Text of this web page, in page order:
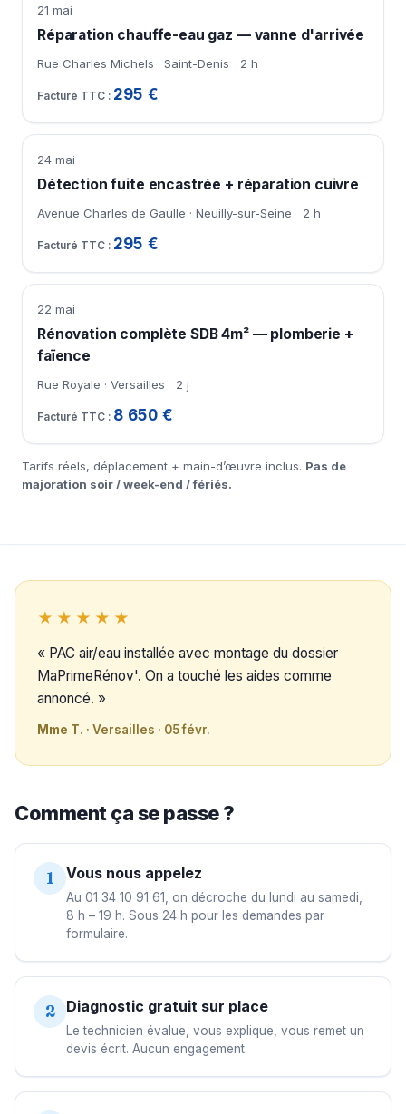
21 mai
Réparation chauffe-eau gaz — vanne d'arrivée
Rue Charles Michels · Saint-Denis 2 h
295 €
24 mai
Détection fuite encastrée + réparation cuivre
Avenue Charles de Gaulle · Neuilly-sur-Seine 2 h
295 €
22 mai
Rénovation complète SDB 4m² — plomberie +
faïence
Rue Royale · Versailles 2 j
8 650 €
Tarifs réels, déplacement + main-d’œuvre inclus. Pas de
majoration soir / week-end / fériés.
★★★★★
« PAC air/eau installée avec montage du dossier
MaPrimeRénov'. On a touché les aides comme
annoncé. »
Mme T. · Versailles · 05 févr.
Comment ça se passe ?
1 Vous nous appelez
Au 01 34 10 91 61, on décroche du lundi au samedi,
8 h – 19 h. Sous 24 h pour les demandes par
formulaire.
2 Diagnostic gratuit sur place
Le technicien évalue, vous explique, vous remet un
devis écrit. Aucun engagement.